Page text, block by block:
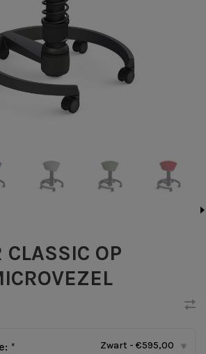
CLASSIC OP
* Zwart - €595,00 ▾